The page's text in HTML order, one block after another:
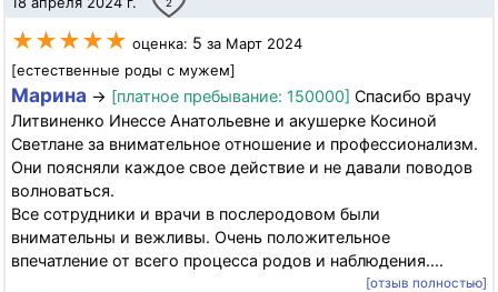
2
★★★★★ оценка: 5 за Март 2024
[естественные роды с мужем]
Марина → [платное пребывание: 150000] Спасибо врачу
Литвиненко Инессе Анатольевне и акушерке Косиной
Светлане за внимательное отношение и профессионализм.
Они поясняли каждое свое действие и не давали поводов
волноваться.
Все сотрудники и врачи в послеродовом были
внимательны и вежливы. Очень положительное
впечатление от всего процесса родов и наблюдения....
[отзыв полностью]